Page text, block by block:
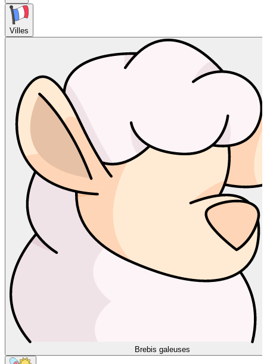
Villes
Brebis galeuses